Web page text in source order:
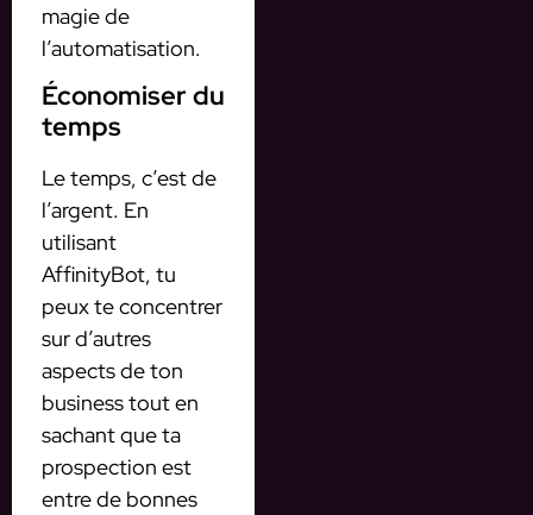
magie de
l’automatisation.
Économiser du
temps
Le temps, c’est de
l’argent. En
utilisant
AffinityBot, tu
peux te concentrer
sur d’autres
aspects de ton
business tout en
sachant que ta
prospection est
entre de bonnes